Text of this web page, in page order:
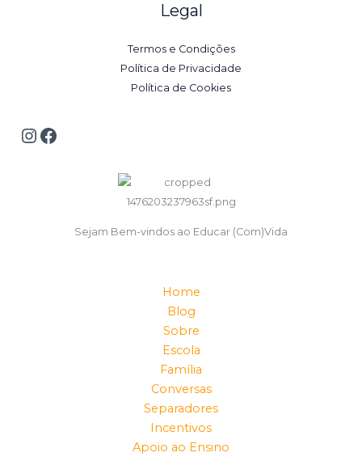
Legal
Termos e Condições
Política de Privacidade
Política de Cookies
Sejam Bem-vindos ao Educar (Com)Vida
Home
Blog
Sobre
Escola
Família
Conversas
Separadores
Incentivos
Apoio ao Ensino